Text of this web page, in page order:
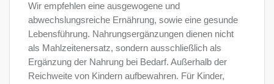
Wir empfehlen eine ausgewogene und
abwechslungsreiche Ernährung, sowie eine gesunde
Lebensführung. Nahrungsergänzungen dienen nicht
als Mahlzeitenersatz, sondern ausschließlich als
Ergänzung der Nahrung bei Bedarf. Außerhalb der
Reichweite von Kindern aufbewahren. Für Kinder,